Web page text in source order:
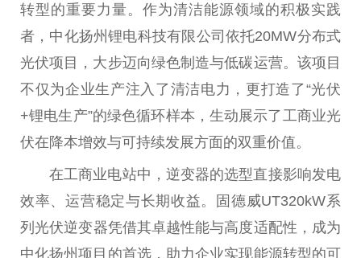
转型的重要力量。作为清洁能源领域的积极实践
者，中化扬州锂电科技有限公司依托20MW分布式
光伏项目，大步迈向绿色制造与低碳运营。该项目
不仅为企业生产注入了清洁电力，更打造了“光伏
+锂电生产”的绿色循环样本，生动展示了工商业光
伏在降本增效与可持续发展方面的双重价值。
在工商业电站中，逆变器的选型直接影响发电
效率、运营稳定与长期收益。固德威UT320kW系
列光伏逆变器凭借其卓越性能与高度适配性 ，成为
中化扬州项目的首选，助力企业实现能源转型的可